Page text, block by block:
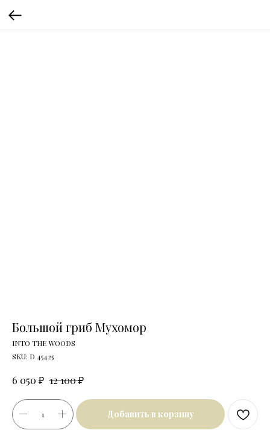
Большой гриб Мухомор
INTO THE WOODS
SKU: D 45425
6 050 ₽ 12 100₽
Добавить в корзину